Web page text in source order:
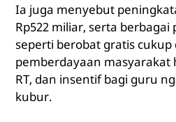
Ia juga menyebut
Rp522 miliar, serta
seperti berobat gratis cukup
pemberdayaan masyarakat
RT, dan insentif bagi guru
kubur.